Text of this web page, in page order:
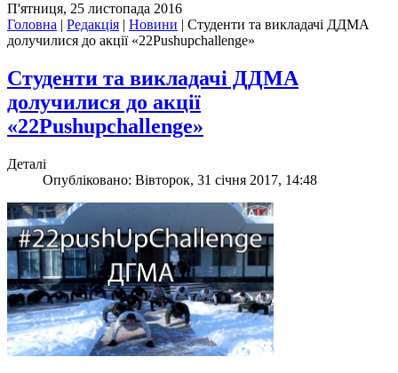
П'ятниця, 25 листопада 2016
Головна | Редакція | Новини | Студенти та викладачі ДДМА
долучилися до акції «22Pushupchallenge»
Студенти та викладачі ДДМА
долучилися до акції
«22Pushupchallenge»
Деталі
Опубліковано: Вівторок, 31 січня 2017, 14:48